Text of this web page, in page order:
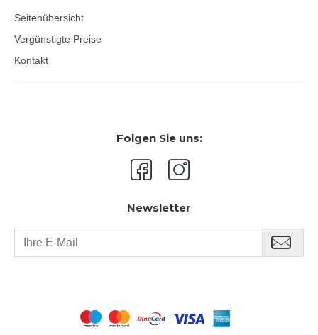
Seitenübersicht
Vergünstigte Preise
Kontakt
Folgen Sie uns:
Newsletter